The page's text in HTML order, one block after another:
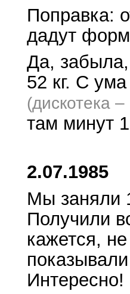
Поправка:
дадут
Да,
52 кг. С
(дискотека
там минут
2.07.1985
Мы заняли
Получили
кажется,
Интересно!